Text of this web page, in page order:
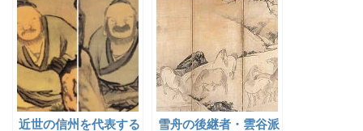
近世の信州を代表する 雪舟の後継者・雲谷派